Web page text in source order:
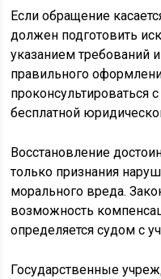
Если обращение
должен подготовить
указанием требований
правильного
проконсультироваться
бесплатной
Восстановление
только признания
морального вреда.
возможность
определяется судом с
Государственные